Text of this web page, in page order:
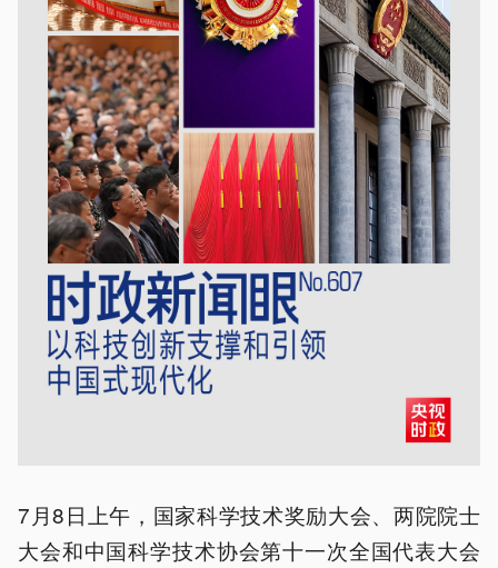
7月8日上午，国家科学技术奖励大会、两院院士
大会和中国科学技术协会第十一次全国代表大会